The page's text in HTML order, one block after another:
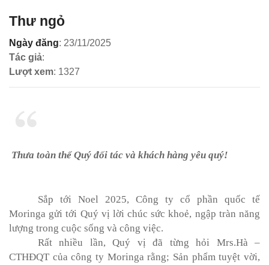
Thư ngỏ
Ngày đăng: 23/11/2025
Tác giả:
Lượt xem: 1327
Thưa toàn thể Quý đối tác và khách hàng yêu quý!
Sắp tới Noel 2025, Công ty cổ phần quốc tế
Moringa gửi tới Quý vị lời chúc sức khoẻ, ngập tràn năng
lượng trong cuộc sống và công việc.
Rất nhiều lần, Quý vịđã từng hỏi Mrs.Hà–
CTHĐQT của công ty Moringa rằng; Sản phẩm tuyệt vời,